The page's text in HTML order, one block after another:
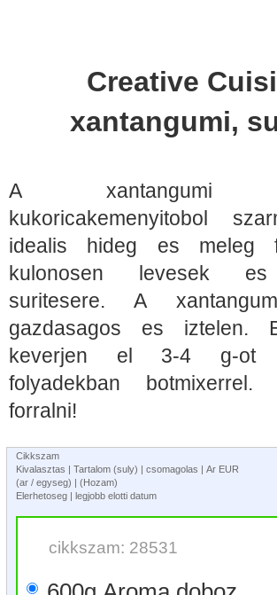
Creative
xantangumi,
A xantangumi
kukoricakemenyitobol
idealis hideg es meleg
kulonosen levesek
suritesere. A
gazdasagos es iztelen.
keverjen el 3-4 g-ot
folyadekban botmixerrel.
forralni!
Cikkszam
Kivalasztas | Tartalom (suly) | csomagolas | Ar EUR
(ar / egyseg) | (Hozam)
Elerhetoseg | legjobb elotti datum
cikkszam: 28531